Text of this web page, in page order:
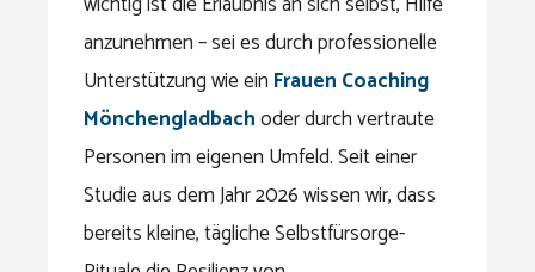
anzunehmen – sei es durch professionelle
Unterstützung wie ein Frauen Coaching
Mönchengladbachoder durch vertraute
Personen im eigenen Umfeld. Seit einer
Studie aus dem Jahr 2026 wissen wir, dass
bereits kleine, tägliche Selbstfürsorge-